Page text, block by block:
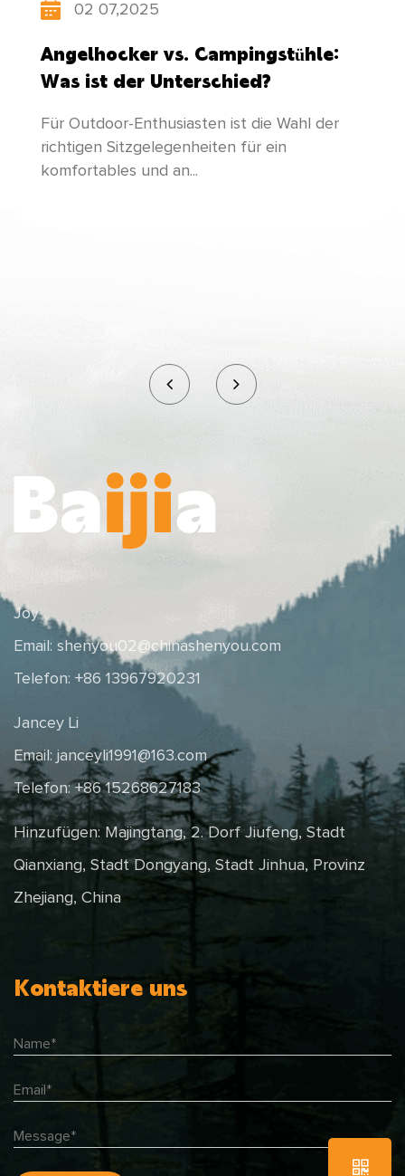
Menschen orientieren“, aktualisiert unsere
die Förderung von Talenten und unternimmt
unermüdliche Anstrengungen, um neuere und
02 07,2025
Angelhocker vs. Campingstühle:
Was ist der Unterschied?
Für Outdoor-Enthusiasten ist die Wahl der
richtigen Sitzgelegenheiten für ein
komfortables und an...
Joy
Email: shenyou02@chinashenyou.com
Telefon: +86 13967920231
Jancey Li
Email: janceyli1991@163.com
Telefon: +86 15268627183
Hinzufügen: Majingtang, 2. Dorf Jiufeng, Stadt
Qianxiang, Stadt Dongyang, Stadt Jinhua, Provinz
Zhejiang, China
Kontaktiere uns